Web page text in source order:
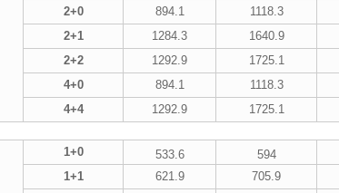
2+0
894.1 1118.3
2+1
1284.3 1640.9
2+2
1292.9 1725.1
4+0
894.1 1118.3
4+4
1292.9 1725.1
1+0 533.6 594
1+1
621.9 705.9